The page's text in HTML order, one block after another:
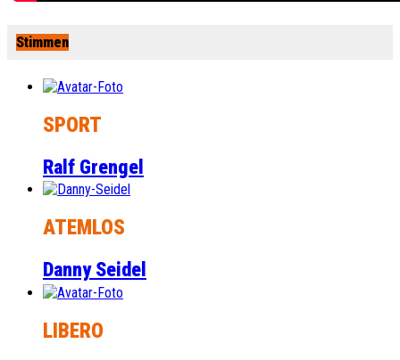
Stimmen
SPORT
Ralf Grengel
ATEMLOS
Danny Seidel
LIBERO